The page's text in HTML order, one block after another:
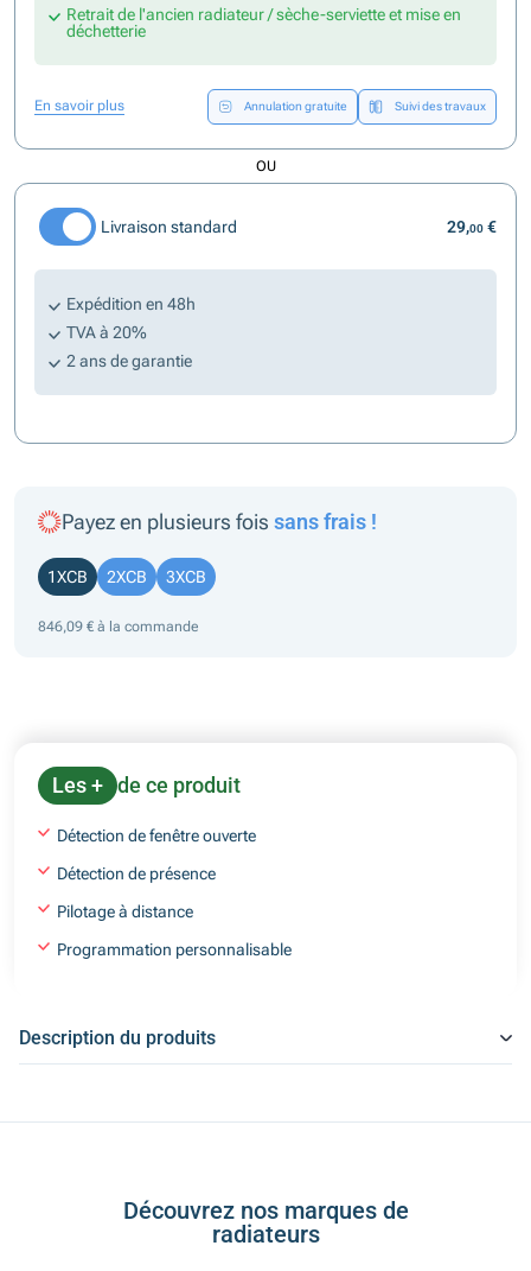
Retrait de l'ancien radiateur / sèche-serviette et mise en
déchetterie
En savoir plus Annulation gratuite Suivi des travaux
OU
Livraison standard 29,00 €
Expédition en 48h
TVA à 20%
2 ans de garantie
Payez en plusieurs fois sans frais !
1XCB 2XCB 3XCB
846,09 € à la commande
Les + de ce produit
Détection de fenêtre ouverte
Détection de présence
Pilotage à distance
Programmation personnalisable
Description du produits
Découvrez nos marques de
radiateurs